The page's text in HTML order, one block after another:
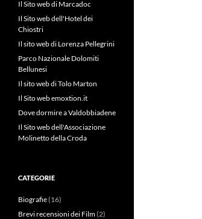
Il Sito web di Marcadoc
Il Sito web dell'Hotel dei
Chiostri
Il sito web di Lorenza Pellegrini
Parco Nazionale Dolomiti
Bellunesi
Il sito web di Tolo Marton
Il Sito web emoxtion.it
Dove dormire a Valdobbiadene
Il Sito web dell'Associazione
Molinetto della Croda
CATEGORIE
Biografie(16)
Brevi recensioni dei Film(2)